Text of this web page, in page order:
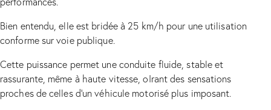
Bien entendu, elle est bridée à 25 km/h pour une utilisation
conforme sur voie publique.
Cette puissance permet une conduite fluide, stable et
rassurante, même à haute vitesse, oIrant des sensations
proches de celles d’un véhicule motorisé plus imposant.